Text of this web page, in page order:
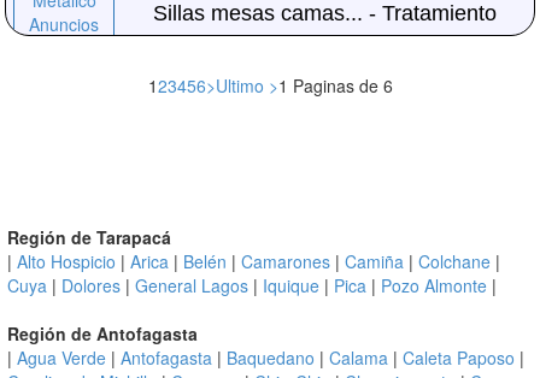
Sillas mesas camas... - Tratamiento
Metalico
123456>Ultimo >1 Paginas de 6
Región de Tarapacá
| Alto Hospicio | Arica | Belén | Camarones | Camiña | Colchane |
Cuya | Dolores | General Lagos | Iquique | Pica | Pozo Almonte |
Región de Antofagasta
| Agua Verde | Antofagasta | Baquedano | Calama | Caleta Paposo |